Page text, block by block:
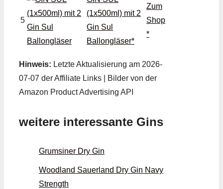
5
(1x500ml) mit 2
Gin Sul
Ballongläser*
Zum
Shop
*
Hinweis: Letzte Aktualisierung am 2026-
07-07 der Affiliate Links | Bilder von der
Amazon Product Advertising API
weitere interessante Gins
Grumsiner Dry Gin
Woodland Sauerland Dry Gin Navy
Strength